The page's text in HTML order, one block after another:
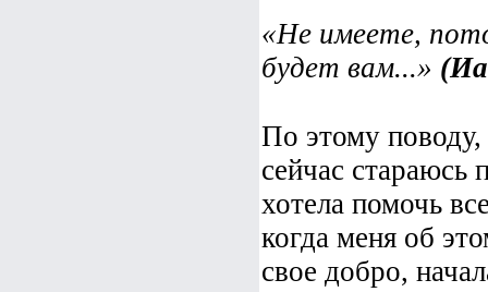
«Не имеете,
будет вам...»
По этому
сейчас стараюсь
хотела помочь
когда меня об
свое добро,